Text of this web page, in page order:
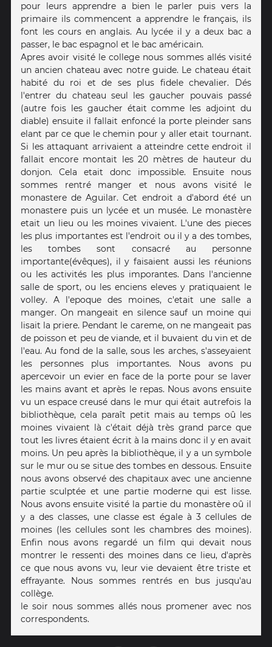
pour leurs apprendre a bien le parler puis vers la
primaire ils commencent a apprendre le français, ils
font les cours en anglais. Au lycée il y a deux bac a
passer, le bac espagnol et le bac américain.
Apres avoir visité le college nous sommes allés visité
un ancien chateau avec notre guide. Le chateau était
habité du roi et de ses plus fidele chevalier. Dés
l'entrer du chateau seul les gaucher pouvais passé
(autre fois les gaucher était comme les adjoint du
diable) ensuite il fallait enfoncé la porte pleinder sans
elant par ce que le chemin pour y aller etait tournant.
Si les attaquant arrivaient a atteindre cette endroit il
fallait encore montait les 20 mètres de hauteur du
donjon. Cela etait donc impossible. Ensuite nous
sommes rentré manger et nous avons visité le
monastere de Aguilar. Cet endroit a d'abord été un
monastere puis un lycée et un musée. Le monastère
etait un lieu ou les moines vivaient. L'une des pieces
les plus importantes est l'endroit ou il y a des tombes,
les tombes sont consacré au personne
importante(évêques), il y faisaient aussi les réunions
ou les activités les plus imporantes. Dans l'ancienne
salle de sport, ou les enciens eleves y pratiquaient le
volley. A l'epoque des moines, c'etait une salle a
manger. On mangeait en silence sauf un moine qui
lisait la priere. Pendant le careme, on ne mangeait pas
de poisson et peu de viande, et il buvaient du vin et de
l'eau. Au fond de la salle, sous les arches, s'asseyaient
les personnes plus importantes. Nous avons pu
apercevoir un evier en face de la porte pour se laver
les mains avant et après le repas. Nous avons ensuite
vu un espace creusé dans le mur qui était autrefois la
bibliothèque, cela paraît petit mais au temps oû les
moines vivaient là c'était déjà très grand parce que
tout les livres étaient écrit à la mains donc il y en avait
moins. Un peu après la bibliothèque, il y a un symbole
sur le mur ou se situe des tombes en dessous. Ensuite
nous avons observé des chapitaux avec une ancienne
partie sculptée et une partie moderne qui est lisse.
Nous avons ensuite visité la partie du monastère oû il
y a des classes, une classe est égale à 3 cellules de
moines (les cellules sont les chambres des moines).
Enfin nous avons regardé un film qui devait nous
montrer le ressenti des moines dans ce lieu, d'après
ce que nous avons vu, leur vie devaient être triste et
effrayante. Nous sommes rentrés en bus jusqu'au
collège.
le soir nous sommes allés nous promener avec nos
correspondents.